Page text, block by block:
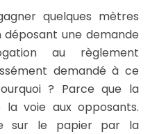
quelques mètres
une demande
au règlement
demandé à ce
? Parce que la
la voie aux opposants.
sur le papier par la